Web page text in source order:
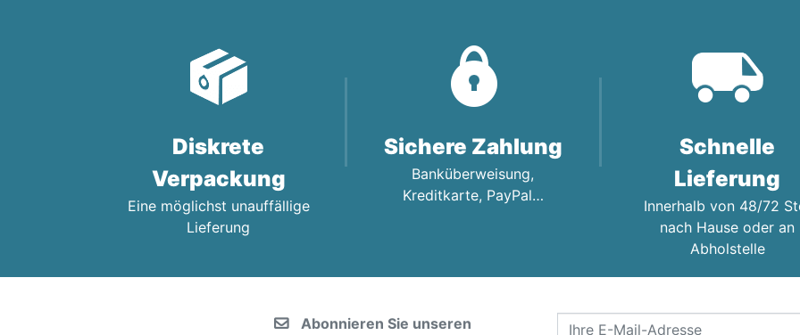
Diskrete
Verpackung
Eine möglichst unauffällige
Lieferung
Sichere Zahlung
Banküberweisung,
Kreditkarte, PayPal…
Schnelle
Lieferung
Innerhalb von 48/72
nach Hause oder an
Abholstelle
Abonnieren Sie unseren